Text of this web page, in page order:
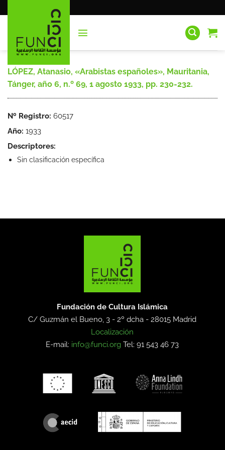
al
LÓPEZ, Atanasio, «Arabistas españoles», Mauritania,
Tánger, año 6, n.º 69, 1 agosto 1933, pp. 230-232.
Nº Registro: 60517
Año: 1933
Descriptores:
Sin clasificación específica
Fundación de Cultura Islámica
C/ Guzmán el Bueno, 3 - 2º dcha -28015 Madrid
Localización
E-mail: info@funci.org Tel: 91 543 46 73